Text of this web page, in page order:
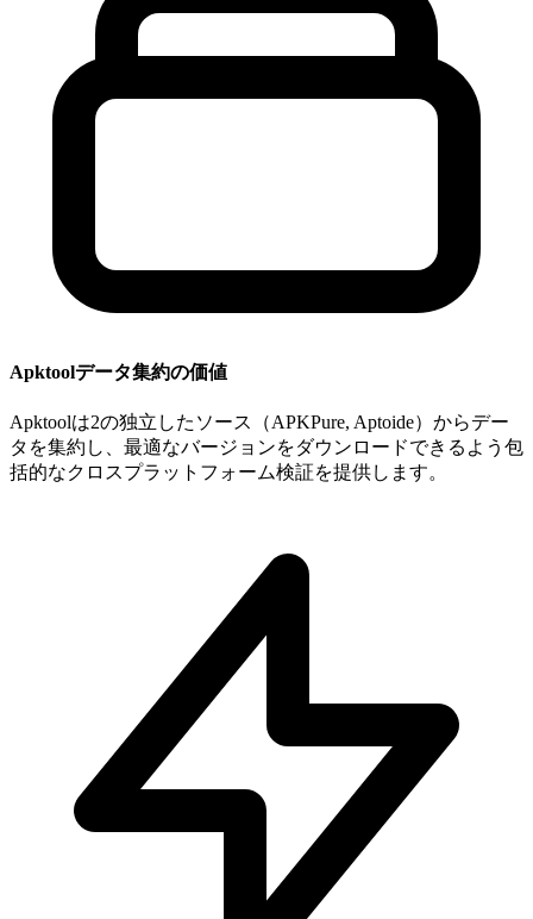
Apktoolデータ集約の価値
Apktoolは2の独立したソース（APKPure, Aptoide）からデー
タを集約し、最適なバージョンをダウンロードできるよう包
括的なクロスプラットフォーム検証を提供します。